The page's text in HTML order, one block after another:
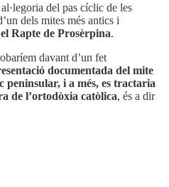
del pas cíclic de les
dels mites més antics i
el Rapte de Prosèrpina.
davant d’un fet
documentada del mite
peninsular, i a més, es tractaria
de l’ortodòxia catòlica, és a dir